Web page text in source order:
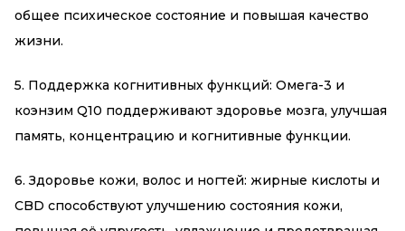
общее психическое состояние и повышая качество
жизни.
5. Поддержка когнитивных функций: Омега-3 и
коэнзим Q10 поддерживают здоровье мозга, улучшая
память, концентрацию и когнитивные функции.
6. Здоровье кожи, волос и ногтей: жирные кислоты и
CBD способствуют улучшению состояния кожи,